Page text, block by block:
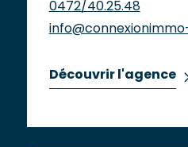
0472/40.25.48
Découvrir l'agence